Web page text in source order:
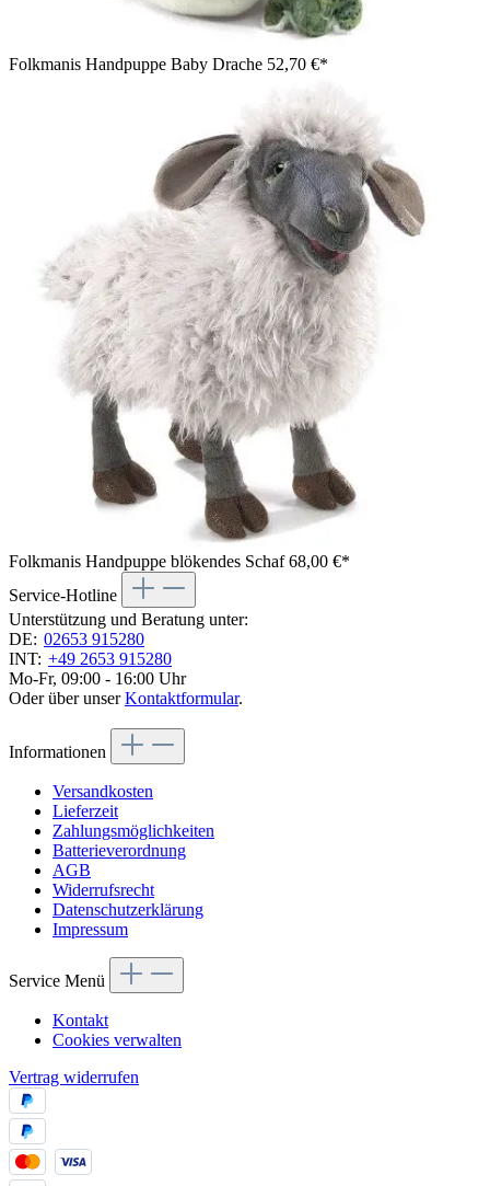
Folkmanis Handpuppe Baby Drache 52,70 €*
Folkmanis Handpuppe blökendes Schaf68,00 €*
Service-Hotline
Unterstützung und Beratung unter:
DE: 02653 915280
INT: +49 2653 915280
Mo-Fr, 09:00 - 16:00 Uhr
Oder über unserKontaktformular.
Informationen
Versandkosten
Lieferzeit
Zahlungsmöglichkeiten
Batterieverordnung
AGB
Widerrufsrecht
Datenschutzerklärung
Impressum
Service Menü
Kontakt
Cookies verwalten
Vertrag widerrufen